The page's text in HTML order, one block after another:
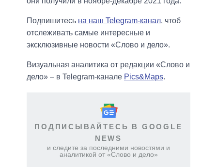
Подпишитесь на наш Telegram-канал, чтоб
отслеживать самые интересные и
эксклюзивные новости «Слово и дело».
Визуальная аналитика от редакции «Слово и
дело» – в Telegram-канале Pics&Maps.
ПОДПИСЫВАЙТЕСЬ В GOOGLE
NEWS
и следите за последними новостями и
аналитикой от «Слово и дело»